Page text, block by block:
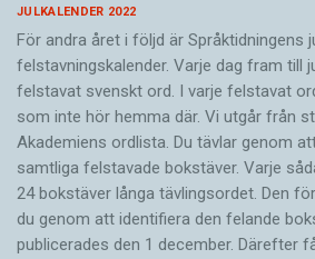
JULKALENDER 2022
För andra året i följd är Språktidningens
felstavningskalender. Varje dag fram till
felstavat svenskt ord. I varje felstavat
som inte hör hemma där. Vi utgår från
Akademiens ordlista. Du tävlar genom
samtliga felstavade bokstäver. Varje
24 bokstäver långa tävlingsordet. Den
du genom att identifiera den felande
publicerades den 1 december. Därefter